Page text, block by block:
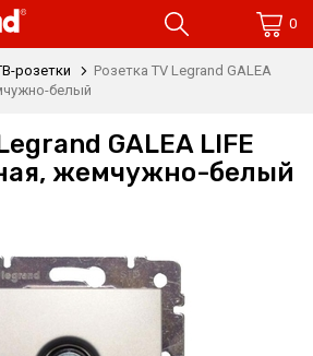
0
розетки
Розетка TV Legrand GALEA
белый
GALEA LIFE
жемчужно-белый